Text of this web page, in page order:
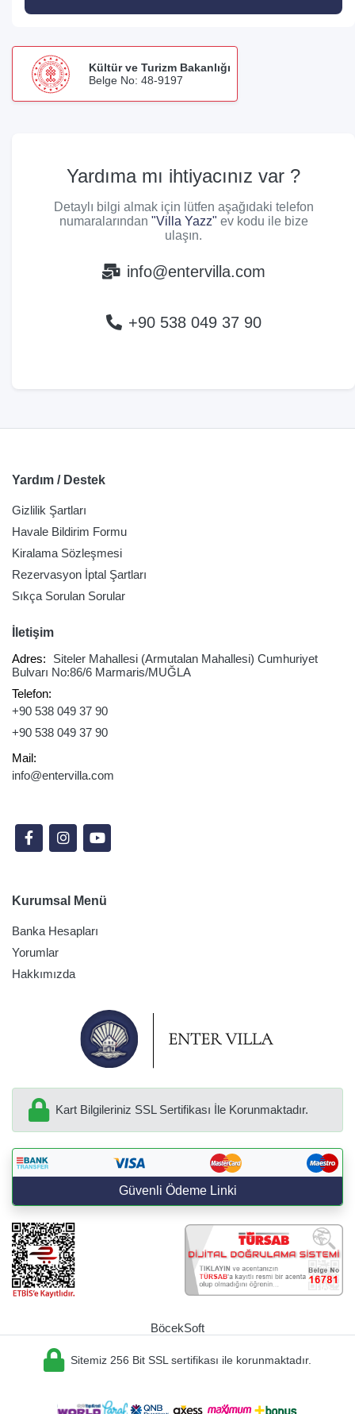
Kültür ve Turizm Bakanlığı
Belge No: 48-9197
Yardıma mı ihtiyacınız var ?
Detaylı bilgi almak için lütfen aşağıdaki telefon
numaralarından "Villa Yazz" ev kodu ile bize
ulaşın.
info@entervilla.com
+90 538 049 37 90
Yardım / Destek
Gizlilik Şartları
Havale Bildirim Formu
Kiralama Sözleşmesi
Rezervasyon İptal Şartları
Sıkça Sorulan Sorular
İletişim
Adres:
Siteler Mahallesi (Armutalan Mahallesi) Cumhuriyet
Bulvarı No:86/6 Marmaris/MUĞLA
Telefon:
+90 538 049 37 90
+90 538 049 37 90
Mail:
info@entervilla.com
Kurumsal Menü
Banka Hesapları
Yorumlar
Hakkımızda
Kart Bilgileriniz SSL Sertifikası İle Korunmaktadır.
Güvenli Ödeme Linki
BöcekSoft
Sitemiz 256 Bit SSL sertifikası ile korunmaktadır.